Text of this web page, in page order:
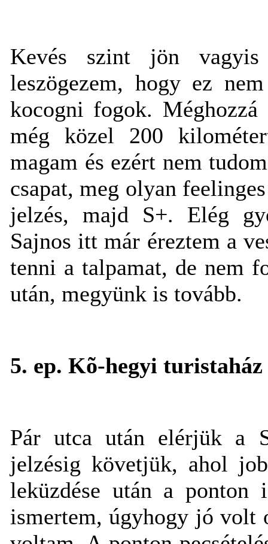
Kevés szint jön
leszögezem, hogy ez
kocogni fogok.
még közel 200
magam és ezért nem
csapat, meg olyan
jelzés, majd S+. Elég
Sajnos itt már éreztem a
tenni a talpamat, de nem
után, megyünk is tovább.
5. ep. Kõ-hegyi turistaház
Pár utca után elérjük a
jelzésig követjük, ahol
leküzdése után a ponton
ismertem, úgyhogy jó volt